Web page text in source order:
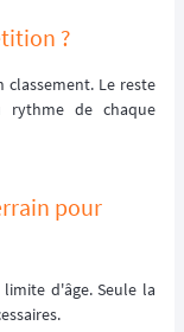
?
Le reste
rythme de chaque
pour
d'âge. Seule la